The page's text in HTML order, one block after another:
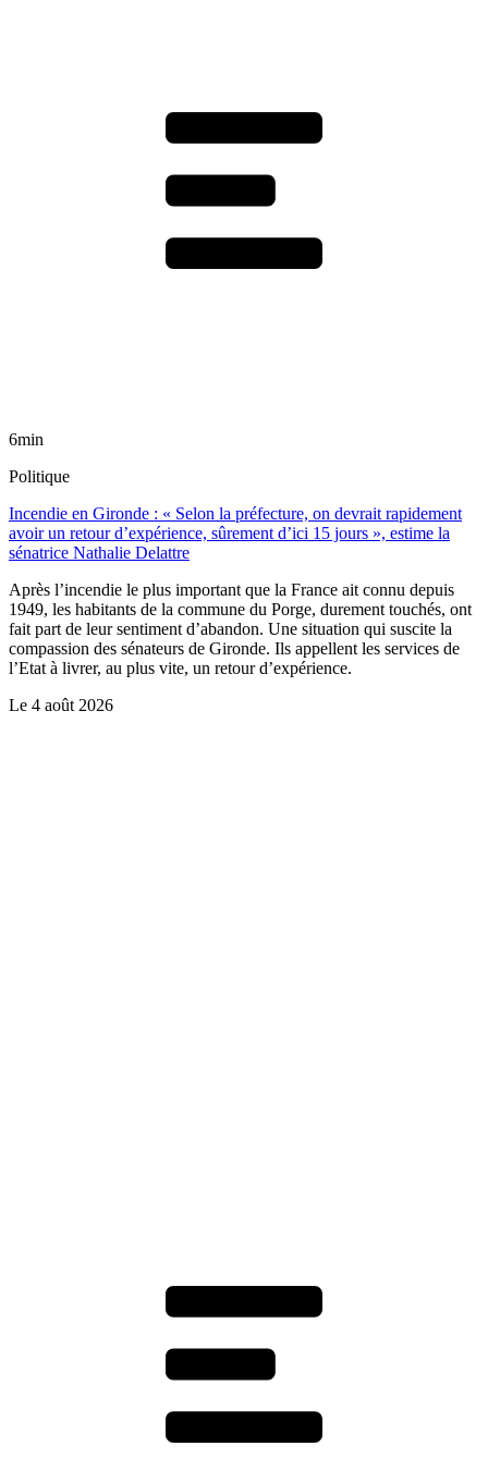
6min
Politique
Incendie en Gironde : « Selon la préfecture, on devrait rapidement
avoir un retour d’expérience, sûrement d’ici 15 jours », estime la
sénatrice Nathalie Delattre
Après l’incendie le plus important que la France ait connu depuis
1949, les habitants de la commune du Porge, durement touchés, ont
fait part de leur sentiment d’abandon. Une situation qui suscite la
compassion des sénateurs de Gironde. Ils appellent les services de
l’Etat à livrer, au plus vite, un retour d’expérience.
Le 4 août 2026